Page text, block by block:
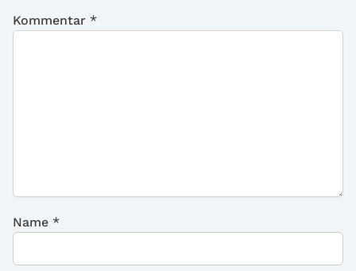
Kommentar *
Name *